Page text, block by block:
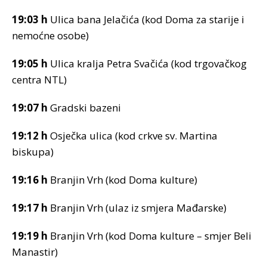
19:03 h Ulica bana Jelačića (kod Doma za starije i
nemoćne osobe)
19:05 h Ulica kralja Petra Svačića (kod trgovačkog
centra NTL)
19:07 h Gradski bazeni
19:12 h Osječka ulica (kod crkve sv. Martina
biskupa)
19:16 h Branjin Vrh (kod Doma kulture)
19:17 h Branjin Vrh (ulaz iz smjera Mađarske)
19:19 h Branjin Vrh (kod Doma kulture – smjer Beli
Manastir)